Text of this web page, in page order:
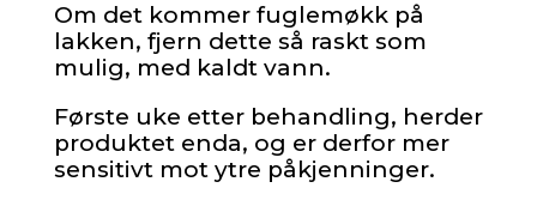
Om det kommer fuglemøkk på
lakken, fjern dette så raskt som
mulig, med kaldt vann.
Første uke etter behandling, herder
produktet enda, og er derfor mer
sensitivt mot ytre påkjenninger.